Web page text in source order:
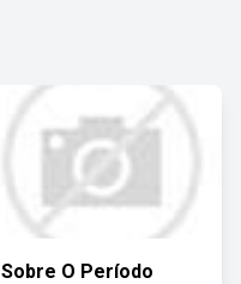
Sobre O Período